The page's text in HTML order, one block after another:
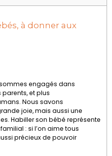
à donner aux
engagés dans
et plus
Nous savons
joie, mais aussi une
Habiller son bébé représente
: si l’on aime tous
précieux de pouvoir